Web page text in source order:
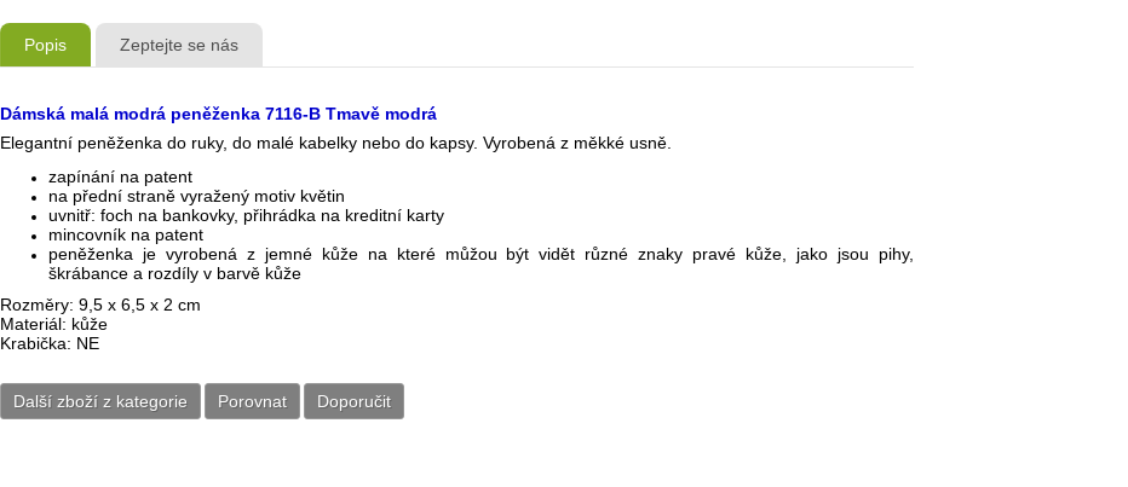
Popis Zeptejte se nás
Dámská malá modrá peněženka 7116-B Tmavě modrá
Elegantní peněženka do ruky, do malé kabelky nebo do kapsy. Vyrobená z měkké usně.
zapínání na patent
na přední straně vyražený motiv květin
uvnitř: foch na bankovky, přihrádka na kreditní karty
mincovník na patent
peněženka je vyrobená z jemné kůže na které můžou být vidět různé znaky pravé kůže, jako jsou pihy,
škrábance a rozdíly v barvě kůže
Rozměry: 9,5 x 6,5 x 2 cm
Materiál: kůže
Krabička: NE
Další zboží z kategorie Porovnat Doporučit